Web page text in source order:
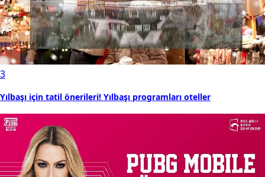
3
Yılbaşı için tatil önerileri! Yılbaşı programları oteller